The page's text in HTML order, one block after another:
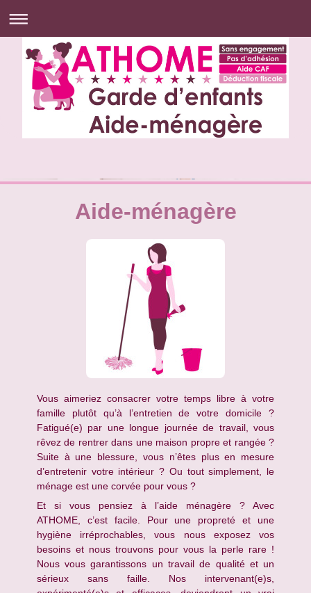
Aide-ménagère
Vous aimeriez consacrer votre temps libre à votre
famille plutôt qu’à l’entretien de votre domicile ?
Fatigué(e) par une longue journée de travail, vous
rêvez de rentrer dans une maison propre et rangée ?
Suite à une blessure, vous n’êtes plus en mesure
d’entretenir votre intérieur ? Ou tout simplement, le
ménage est une corvée pour vous ?
Et si vous pensiez à l’aide ménagère ? Avec
ATHOME, c’est facile. Pour une propreté et une
hygiène irréprochables, vous nous exposez vos
besoins et nous trouvons pour vous la perle rare !
Nous vous garantissons un travail de qualité et un
sérieux sans faille. Nos intervenant(e)s,